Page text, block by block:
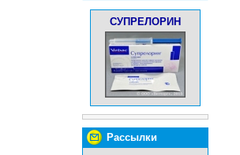
СУПРЕЛОРИН
Рассылки